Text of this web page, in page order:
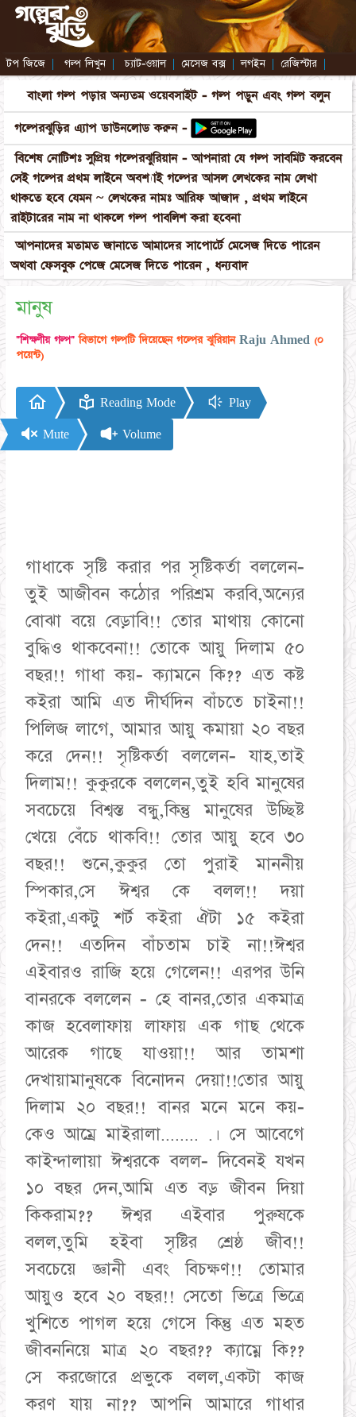
টপ জিজে | গল্প লিখুন | চ্যাট-ওয়াল | মেসেজ বক্স | লগইন | রেজিস্টার |
বাংলা গল্প পড়ার অন্যতম ওয়েবসাইট - গল্প পড়ুন এবং গল্প বলুন
গল্পেরঝুড়ির এ্যাপ ডাউনলোড করুন -
বিশেষ নোটিশঃ সুপ্রিয় গল্পেরঝুরিয়ান - আপনারা যে গল্প সাবমিট করবেন
সেই গল্পের প্রথম লাইনে অবশ্যাই গল্পের আসল লেখকের নাম লেখা
থাকতে হবে যেমন ~ লেখকের নামঃ আরিফ আজাদ , প্রথম লাইনে
রাইটারের নাম না থাকলে গল্প পাবলিশ করা হবেনা
আপনাদের মতামত জানাতে আমাদের সাপোর্টে মেসেজ দিতে পারেন
অথবা ফেসবুক পেজে মেসেজ দিতে পারেন , ধন্যবাদ
মানুষ
"শিক্ষণীয় গল্প" বিভাগে গল্পটি দিয়েছেন গল্পের ঝুরিয়ান Raju Ahmed (০
পয়েন্ট)
Reading Mode Play
Mute Volume
গাধাকে সৃষ্টি করার পর সৃষ্টিকর্তা বললেন-
তুই আজীবন কঠোর পরিশ্রম করবি,অন্যের
বোঝা বয়ে বেড়াবি!! তোর মাথায় কোনো
বুদ্ধিও থাকবেনা!! তোকে আয়ু দিলাম ৫০
বছর!! গাধা কয়- ক্যামনে কি?? এত কষ্ট
কইরা আমি এত দীর্ঘদিন বাঁচতে চাইনা!!
পিলিজ লাগে, আমার আয়ু কমায়া ২০ বছর
করে দেন!! সৃষ্টিকর্তা বললেন- যাহ,তাই
দিলাম!! কুকুরকে বললেন,তুই হবি মানুষের
সবচেয়ে বিশ্বস্ত বন্ধু,কিন্তু মানুষের উচ্ছিষ্ট
খেয়ে বেঁচে থাকবি!! তোর আয়ু হবে ৩০
বছর!! শুনে,কুকুর তো পুরাই মাননীয়
স্পিকার,সে ঈশ্বর কে বলল!! দয়া
কইরা,একটু শর্ট কইরা ঐটা ১৫ কইরা
দেন!! এতদিন বাঁচতাম চাই না!!ঈশ্বর
এইবারও রাজি হয়ে গেলেন!! এরপর উনি
বানরকে বললেন - হে বানর,তোর একমাত্র
কাজ হবেলাফায় লাফায় এক গাছ থেকে
আরেক গাছে যাওয়া!! আর তামশা
দেখায়ামানুষকে বিনোদন দেয়া!!তোর আয়ু
দিলাম ২০ বছর!! বানর মনে মনে কয়-
কেও আম্রে মাইরালা........ .। সে আবেগে
কাইন্দালায়া ঈশ্বরকে বলল- দিবেনই যখন
১০ বছর দেন,আমি এত বড় জীবন দিয়া
কিকরাম?? ঈশ্বর এইবার পুরুষকে
বলল,তুমি হইবা সৃষ্টির শ্রেষ্ঠ জীব!!
সবচেয়ে জ্ঞানী এবং বিচক্ষণ!! তোমার
আয়ুও হবে ২০ বছর!! সেতো ভিত্রে ভিত্রে
খুশিতে পাগল হয়ে গেসে কিন্তু এত মহত
জীবননিয়ে মাত্র ২০ বছর?? ক্যাম্নে কি??
সে করজোরে প্রভুকে বলল,একটা কাজ
করণ যায় না?? আপনি আমারে গাধার